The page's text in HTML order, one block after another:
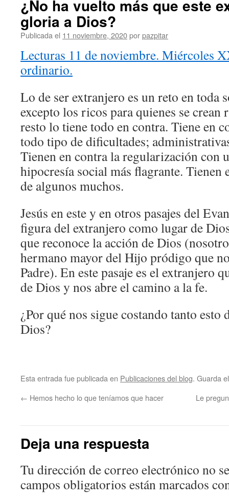
¿No ha vuelto más que este
gloria a Dios?
Publicada el 11 noviembre, 2020porpazpitar
Lecturas 11 de noviembre. Miércoles
ordinario.
Lo de ser extranjero es un reto en toda
excepto los ricos para quienes se crean
resto lo tiene todo en contra. Tiene en
todo tipo de dificultades;
Tienen en contra la regularización con
hipocresía social más flagrante.
de algunos muchos.
Jesús en este y en otros pasajes del
figura del extranjero como lugar de
que reconoce la acción de Dios
hermano mayor del Hijo pródigo que
Padre). En este pasaje es el extranjero
de Dios y nos abre el camino a la fe.
¿Por qué nos sigue costando tanto esto
Dios?
Esta entrada fue publicada en Publicaciones del blog. Guarda
← Hemos hecho lo que teníamos que hacer Le
Deja una respuesta
Tu dirección de correo electrónico no
campos obligatorios están marcados